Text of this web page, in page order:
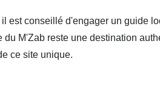
est conseillé d'engager un guide
M'Zab reste une destination
ce site unique.